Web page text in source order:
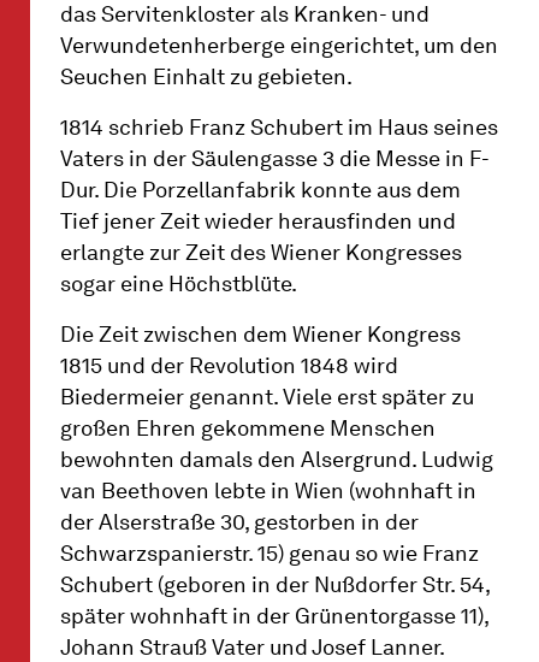
das Servitenkloster als Kranken- und
Verwundetenherberge eingerichtet, um den
Seuchen Einhalt zu gebieten.
1814 schrieb Franz Schubert im Haus seines
Vaters in der Säulengasse 3 die Messe in F-
Dur. Die Porzellanfabrik konnte aus dem
Tief jener Zeit wieder herausfinden und
erlangte zur Zeit des Wiener Kongresses
sogar eine Höchstblüte.
Die Zeit zwischen dem Wiener Kongress
1815 und der Revolution 1848 wird
Biedermeier genannt. Viele erst später zu
großen Ehren gekommene Menschen
bewohnten damals den Alsergrund. Ludwig
van Beethoven lebte in Wien (wohnhaft in
der Alserstraße 30, gestorben in der
Schwarzspanierstr. 15) genau so wie Franz
Schubert (geboren in der Nußdorfer Str. 54,
später wohnhaft in der Grünentorgasse 11),
Johann Strauß Vater und Josef Lanner.